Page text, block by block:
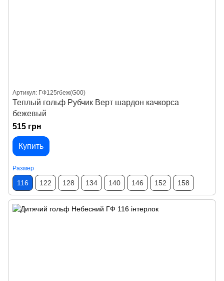
Артикул: ГФ125гбеж(G00)
Теплый гольф Рубчик Верт шардон качкорса
бежевый
515 грн
Купить
Размер
116 122 128 134 140 146 152 158